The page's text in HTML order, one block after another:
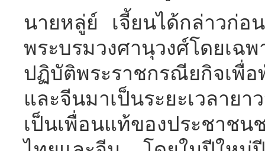
นายหลู่ย์ เจี้ยนได้กล่าวก่อ
พระบรมวงศานุวงศ์โดยเฉ
ปฏิบัติพระราชกรณียกิจเพื่
และจีนมาเป็นระยะเวลาย
เป็นเพื่อนแท้ของประชาช